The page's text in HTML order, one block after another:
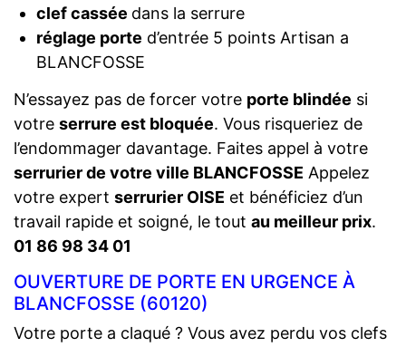
clef cassée dans la serrure
réglage porte d’entrée 5 points Artisan a
BLANCFOSSE
N’essayez pas de forcer votre porte blindée si
votre serrure est bloquée. Vous risqueriez de
l’endommager davantage. Faites appel à votre
serrurier de votre ville BLANCFOSSE Appelez
votre expert serrurier OISE et bénéficiez d’un
travail rapide et soigné, le tout au meilleur prix.
01 86 98 34 01
OUVERTURE DE PORTE EN URGENCE À
BLANCFOSSE (60120)
Votre porte a claqué ? Vous avez perdu vos clefs